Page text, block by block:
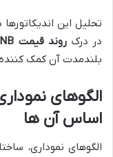
تحلیل این
در درکروند قیمت BNB پس از هاوینگ بیت کوین
بلندمدت آن کمک
الگوهای
اساس آن ها
الگوهای نموداری،